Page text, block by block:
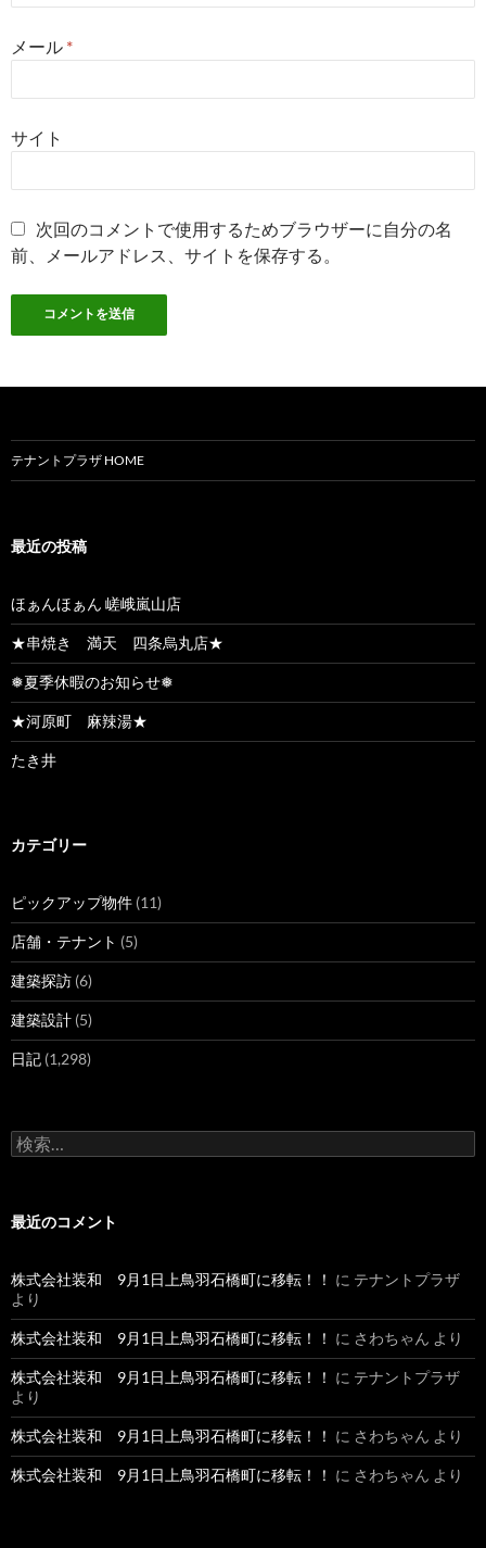
メール *
サイト
次回のコメントで使用するためブラウザーに自分の名
前、メールアドレス、サイトを保存する。
テナントプラザ HOME
最近の投稿
ほぁんほぁん 嵯峨嵐山店
★串焼き 満天 四条烏丸店★
❅夏季休暇のお知らせ❅
★河原町 麻辣湯★
たき井
カテゴリー
ピックアップ物件 (11)
店舗・テナント (5)
建築探訪 (6)
建築設計 (5)
日記 (1,298)
検
索
最近のコメント
株式会社装和 9月1日上鳥羽石橋町に移転！！ に テナントプラザ
より
株式会社装和 9月1日上鳥羽石橋町に移転！！ に さわちゃん より
株式会社装和 9月1日上鳥羽石橋町に移転！！ に テナントプラザ
より
株式会社装和 9月1日上鳥羽石橋町に移転！！ に さわちゃん より
株式会社装和 9月1日上鳥羽石橋町に移転！！ に さわちゃん より